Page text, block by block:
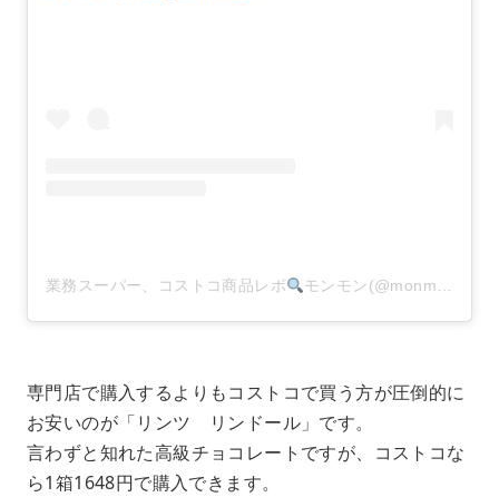
業務スーパー、コストコ商品レポ モンモン(@monmon.121)がシェアした投稿
専門店で購入するよりもコストコで買う方が圧倒的に
お安いのが「リンツ リンドール」です。
言わずと知れた高級チョコレートですが、コストコな
ら1箱1648円で購入できます。